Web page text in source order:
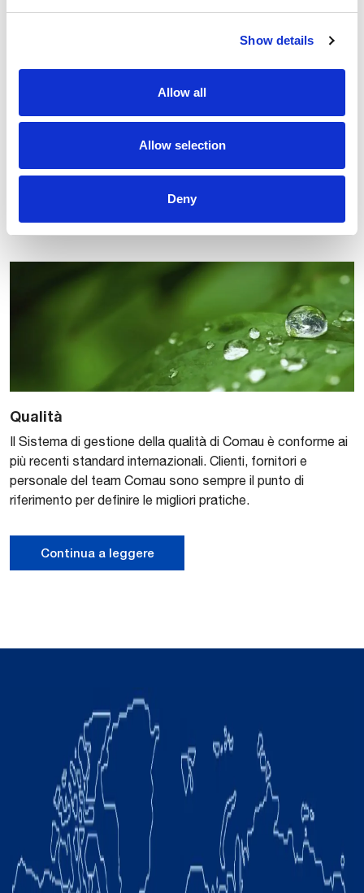
Show details
Allow all
Allow selection
Deny
Governance aziendale
​​Le aziende del Gruppo Comau sono fortemente impegnate
a condurre le loro attività nell’ambito della Compliance,
rispettando i più elevati standard di etica e integrità.
Qualità
Il Sistema di gestione della qualità di Comau è conforme ai
più recenti standard internazionali. Clienti, fornitori e
personale del team Comau sono sempre il punto di
riferimento per definire le migliori pratiche.
Continua a leggere